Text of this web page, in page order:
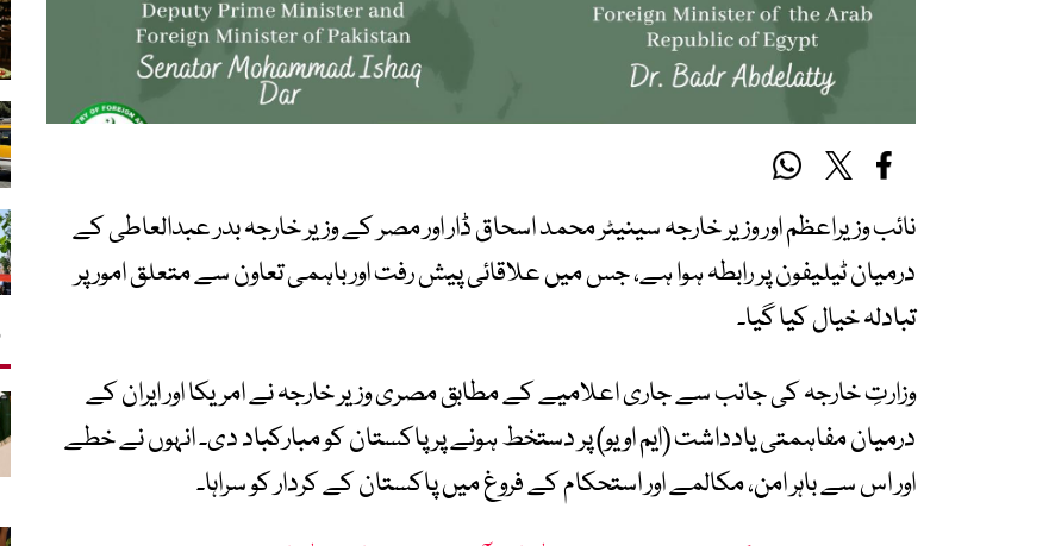
نائب وزیراعظم اور وزیر خارجہ سینیٹر محمد اسحاق ڈار اور مصر کے وزیر خارجہ بدر عبدالعاطی کے
درمیان ٹیلیفون پر رابطہ ہوا ہے، جس میں علاقائی پیش رفت اور باہمی تعاون سے متعلق امور پر
تبادلہ خیال کیا گیا۔
وزارتِ خارجہ کی جانب سے جاری اعلامیے کے مطابق مصری وزیر خارجہ نے امریکا اور ایران کے
درمیان مفاہمتی یادداشت (ایم او یو) پر دستخط ہونے پر پاکستان کو مبارکباد دی۔ انہوں نے خطے
اور اس سے باہر امن، مکالمے اور استحکام کے فروغ میں پاکستان کے کردار کو سراہا۔